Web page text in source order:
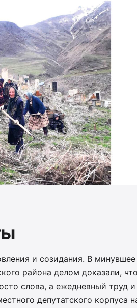
и созидания. В минувшее
района делом доказали,
слова, а ежедневный труд и
депутатского корпуса